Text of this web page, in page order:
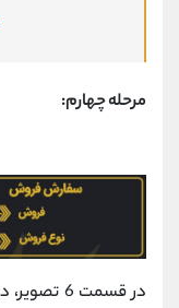
مرحله چهارم: